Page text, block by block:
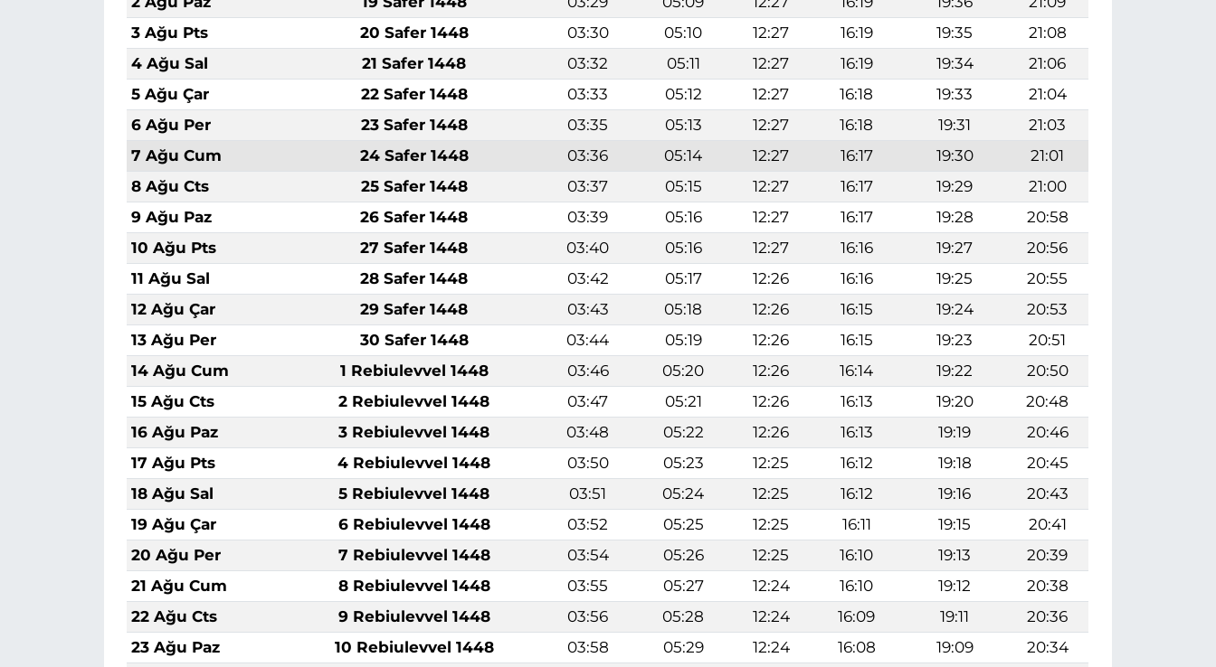
3 Ağu Pts
20 Safer 1448 03:30 05:10 12:27 16:19 19:35
21:08
4 Ağu Sal
21 Safer 1448 03:32 05:11 12:27 16:19 19:34
21:06
5 Ağu Çar
22 Safer 1448 03:33 05:12 12:27 16:18 19:33
21:04
6 Ağu Per
23 Safer 1448 03:35 05:13 12:27 16:18 19:31
21:03
7 Ağu Cum
24 Safer 1448 03:36 05:14 12:27 16:17 19:30
21:01
8 Ağu Cts
25 Safer 1448 03:37 05:15 12:27 16:17 19:29
21:00
9 Ağu Paz
26 Safer 1448 03:39 05:16 12:27 16:17 19:28
20:58
10 Ağu Pts
27 Safer 1448 03:40 05:16 12:27 16:16 19:27
20:56
11 Ağu Sal
28 Safer 1448 03:42 05:17 12:26 16:16 19:25
20:55
12 Ağu Çar
29 Safer 1448 03:43 05:18 12:26 16:15 19:24
20:53
13 Ağu Per
30 Safer 1448 03:44 05:19 12:26 16:15 19:23
20:51
14 Ağu Cum
1 Rebiulevvel 1448 03:46 05:20 12:26 16:14 19:22
20:50
15 Ağu Cts
2 Rebiulevvel 1448 03:47 05:21 12:26 16:13 19:20
20:48
16 Ağu Paz
3 Rebiulevvel 1448 03:48 05:22 12:26 16:13 19:19
20:46
17 Ağu Pts
4 Rebiulevvel 1448 03:50 05:23 12:25 16:12 19:18
20:45
18 Ağu Sal
5 Rebiulevvel 1448 03:51 05:24 12:25 16:12 19:16
20:43
19 Ağu Çar
6 Rebiulevvel 1448 03:52 05:25 12:25 16:11 19:15
20:41
20 Ağu Per
7 Rebiulevvel 1448 03:54 05:26 12:25 16:10 19:13
20:39
21 Ağu Cum
8 Rebiulevvel 1448 03:55 05:27 12:24 16:10 19:12
20:38
22 Ağu Cts
9 Rebiulevvel 1448 03:56 05:28 12:24 16:09 19:11
20:36
23 Ağu Paz
10 Rebiulevvel 1448 03:58 05:29 12:24 16:08 19:09
20:34